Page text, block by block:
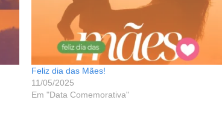
Feliz dia das Mães!
11/05/2025
Em "Data Comemorativa"